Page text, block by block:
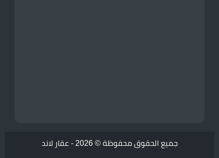
جميع الحقوق محفوظة © 2026 - عقار لاند